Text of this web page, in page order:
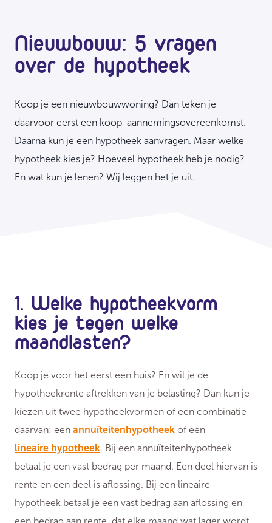
Nieuwbouw: 5 vragen
over de hypotheek
Koop je een nieuwbouwwoning? Dan teken je
daarvoor eerst een koop-aannemingsovereenkomst.
Daarna kun je een hypotheek aanvragen. Maar welke
hypotheek kies je? Hoeveel hypotheek heb je nodig?
En wat kun je lenen? Wij leggen het je uit.
1. Welke hypotheekvorm
kies je tegen welke
maandlasten?
Koop je voor het eerst een huis? En wil je de
hypotheekrente aftrekken van je belasting? Dan kun je
kiezen uit twee hypotheekvormen of een combinatie
daarvan: een annuïteitenhypotheek of een
lineaire hypotheek. Bij een annuïteitenhypotheek
betaal je een vast bedrag per maand. Een deel hiervan is
rente en een deel is aflossing. Bij een lineaire
hypotheek betaal je een vast bedrag aan aflossing en